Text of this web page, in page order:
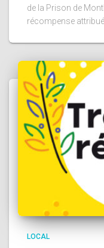
de la Prison de
récompense
LOCAL